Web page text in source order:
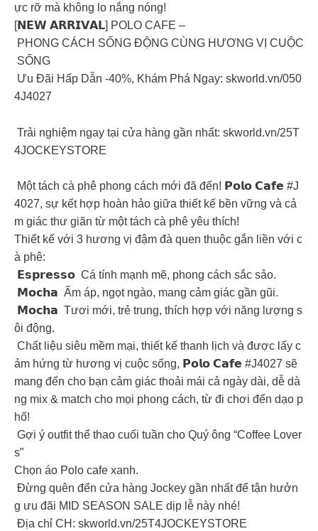
ực rỡ mà không lo nắng nóng!
[𝗡𝗘𝗪 𝗔𝗥𝗥𝗜𝗩𝗔𝗟] POLO CAFE –
PHONG CÁCH SỐNG ĐỘNG CÙNG HƯƠNG VỊ CUỘC
SỐNG
Ưu Đãi Hấp Dẫn -40%, Khám Phá Ngay: skworld.vn/050
4J4027
Trải nghiệm ngay tại cửa hàng gần nhất: skworld.vn/25T
4JOCKEYSTORE
Một tách cà phê phong cách mới đã đến! 𝗣𝗼𝗹𝗼 𝗖𝗮𝗳𝗲 #J
4027, sự kết hợp hoàn hảo giữa thiết kế bền vững và cả
m giác thư giãn từ một tách cà phê yêu thích!
Thiết kế với 3 hương vị đậm đà quen thuộc gắn liền với c
à phê:
𝗘𝘀𝗽𝗿𝗲𝘀𝘀𝗼 Cá tính mạnh mẽ, phong cách sắc sảo.
𝗠𝗼𝗰𝗵𝗮 Ấm áp, ngọt ngào, mang cảm giác gần gũi.
𝗠𝗼𝗰𝗵𝗮 Tươi mới, trẻ trung, thích hợp với năng lượng s
ôi động.
Chất liệu siêu mềm mại, thiết kế thanh lịch và được lấy c
ảm hứng từ hương vị cuộc sống, 𝗣𝗼𝗹𝗼 𝗖𝗮𝗳𝗲 #J4027 sẽ
mang đến cho bạn cảm giác thoải mái cả ngày dài, dễ dà
ng mix & match cho mọi phong cách, từ đi chơi đến dạo p
hố!
Gợi ý outfit thể thao cuối tuần cho Quý ông “Coffee Lover
s”
Chọn áo Polo cafe xanh.
Đừng quên đến cửa hàng Jockey gần nhất để tận hưởn
g ưu đãi MID SEASON SALE dịp lễ này nhé!
Địa chỉ CH: skworld.vn/25T4JOCKEYSTORE